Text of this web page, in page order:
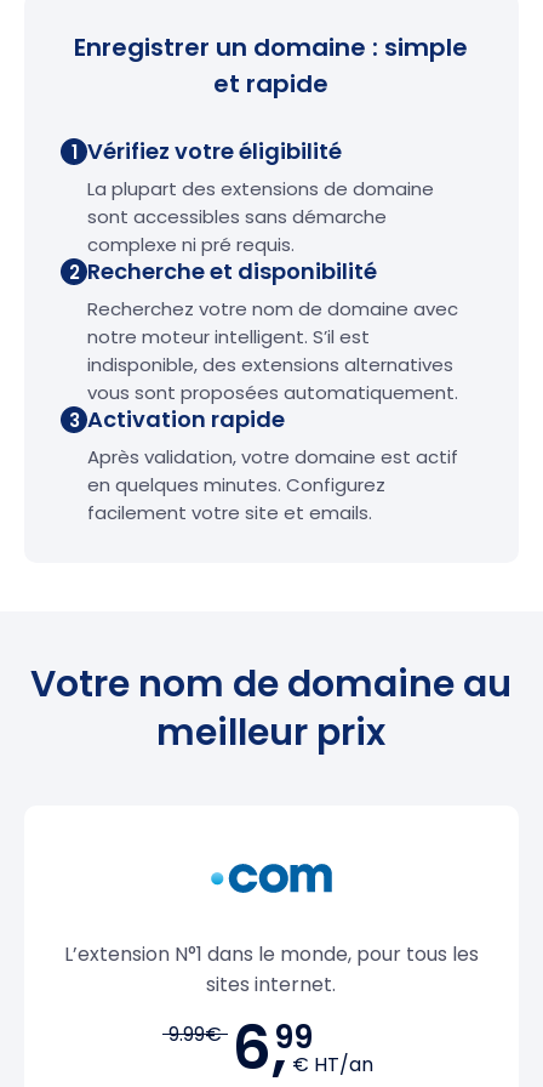
Enregistrer un domaine : simple
et rapide
1 Vérifiez votre éligibilité
La plupart des extensions de domaine
sont accessibles sans démarche
complexe ni pré requis.
2 Recherche et disponibilité
Recherchez votre nom de domaine avec
notre moteur intelligent. S’il est
indisponible, des extensions alternatives
vous sont proposées automatiquement.
3 Activation rapide
Après validation, votre domaine est actif
en quelques minutes. Configurez
facilement votre site et emails.
Votre nom de domaine au
meilleur prix
L’extension N°1 dans le monde, pour tous les
sites internet.
9.99€ 6,99
€ HT/an